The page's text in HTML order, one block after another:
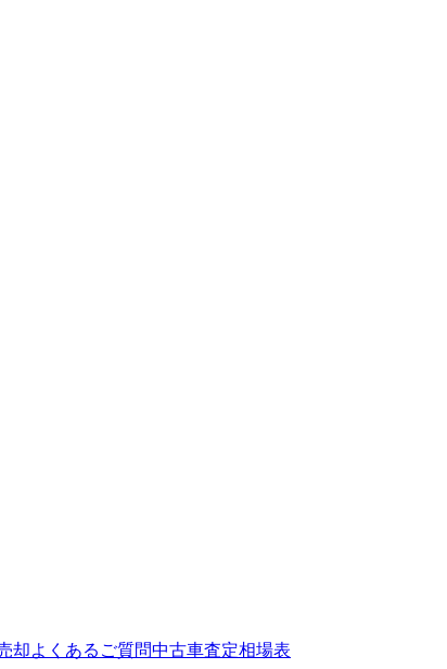
却よくあるご質問中古車査定相場表